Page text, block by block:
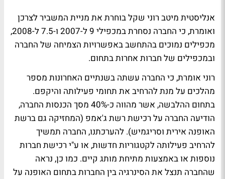
אנליסטית מיטב רוני שקל בוחרת את מניית המשביר לצרכן
ואומרת, כי החברה נסחרת במכפילי 9 ל-2007 ו-7.5 ל-2008,
מכפילים נמוכים בהתחשב באפשרויות הצמיחה של החברה
ובמכפילים של חברות אחרות בתחום.
רוני אומרת, כי החברה עשתה בשנתיים האחרונות מספר
מהלכים על מנת להרחיב את תחומי פעילותה והיקפם.
בתחום ההלבשה, אשר מהווה כ-40% מסך הכנסות החברה,
הודיעה החברה על רכישת רשת ג'אמפ (המחזיקה גם ברשת
האופנה אירית וסריגמיש). להערכתנו, החברה תמשיך
להרחיב פעילותה לקטגוריות חדשות, או ע"י רכישת חברות
נוספות או באמצעות מתיחת מותג קיים. כמו כן, נראה
שהחברה תנצל את הסינרגיה בין החברות בתחום האופנה על